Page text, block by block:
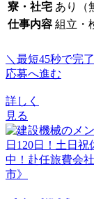
寮・社宅 あり（
仕事内容 組立・
＼最短45秒で完
応募へ進む
詳しく
見る